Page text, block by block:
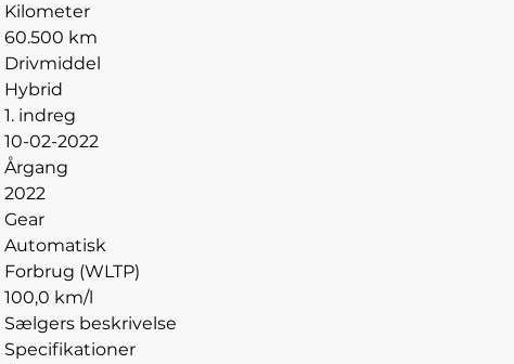
Kilometer
60.500 km
Drivmiddel
Hybrid
1. indreg
10-02-2022
Årgang
2022
Gear
Automatisk
Forbrug (WLTP)
100,0 km/l
Sælgers beskrivelse
Specifikationer